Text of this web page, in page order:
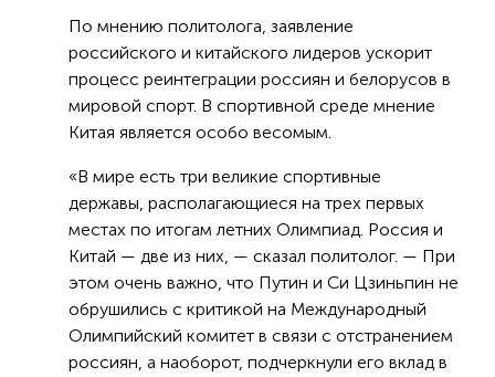
По мнению политолога, заявление
российского и китайского лидеров ускорит
процесс реинтеграции россиян и белорусов в
мировой спорт. В спортивной среде мнение
Китая является особо весомым.
«В мире есть три великие спортивные
державы, располагающиеся на трех первых
местах по итогам летних Олимпиад. Россия и
Китай — две из них, — сказал политолог. — При
этом очень важно, что Путин и Си Цзиньпин не
обрушились с критикой на Международный
Олимпийский комитет в связи с отстранением
россиян, а наоборот, подчеркнули его вклад в